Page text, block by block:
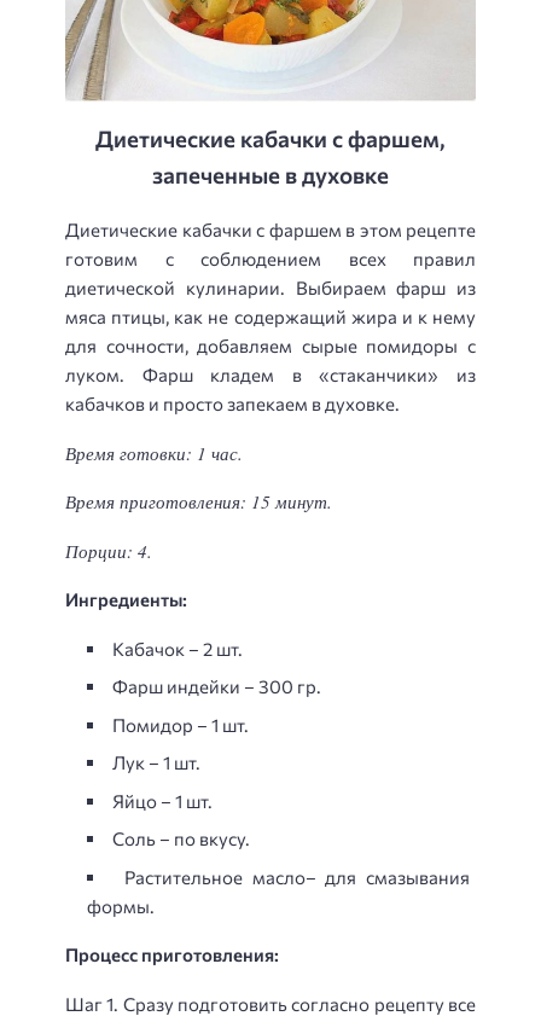
Диетические кабачки с фаршем,
запеченные в духовке
Диетические кабачки с фаршем в этом рецепте
готовим с соблюдением всех правил
диетической кулинарии. Выбираем фарш из
мяса птицы, как не содержащий жира и к нему
для сочности, добавляем сырые помидоры с
луком. Фарш кладем в «стаканчики» из
кабачков и просто запекаем в духовке.
Время готовки: 1 час.
Время приготовления: 15 минут.
Порции: 4.
Ингредиенты:
Кабачок – 2 шт.
Фарш индейки – 300 гр.
Помидор – 1 шт.
Лук – 1 шт.
Яйцо – 1 шт.
Соль – по вкусу.
Растительное масло– для смазывания
формы.
Процесс приготовления:
Шаг 1. Сразу подготовить согласно рецепту все